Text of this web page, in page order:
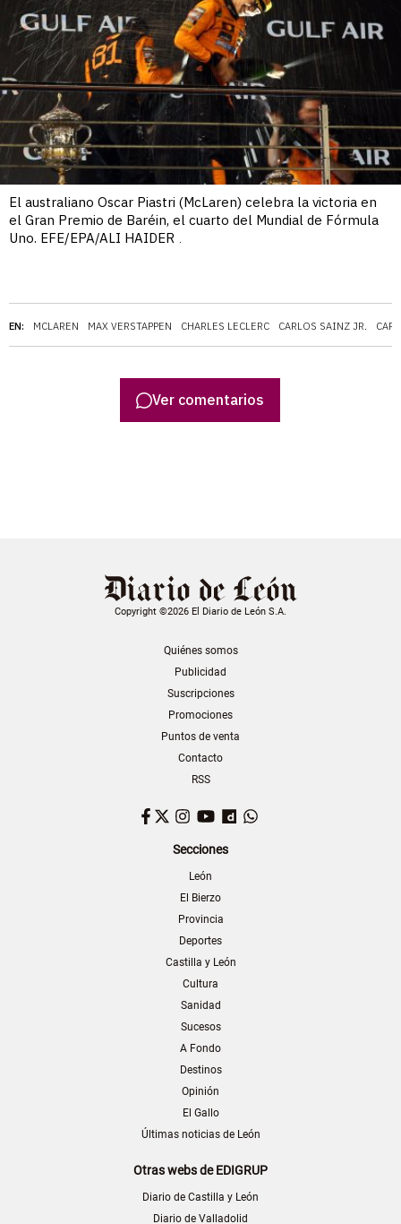
EN: MCLAREN MAX VERSTAPPEN CHARLES LECLERC CARLOS SAINZ JR.
El australiano Oscar Piastri (McLaren) celebra la victoria en
el Gran Premio de Baréin, el cuarto del Mundial de Fórmula
Uno. EFE/EPA/ALI HAIDER .
Ver comentarios
Copyright ©2026 El Diario de León S.A.
Quiénes somos
Publicidad
Suscripciones
Promociones
Puntos de venta
Contacto
RSS
Facebook
TwitterInstagram
YouTubeDailymotion
Secciones
León
El Bierzo
Provincia
Deportes
Castilla y León
Cultura
Sanidad
Sucesos
A Fondo
Destinos
Opinión
El Gallo
Últimas noticias de León
Otras webs de EDIGRUP
Diario de Castilla y León
Diario de Valladolid